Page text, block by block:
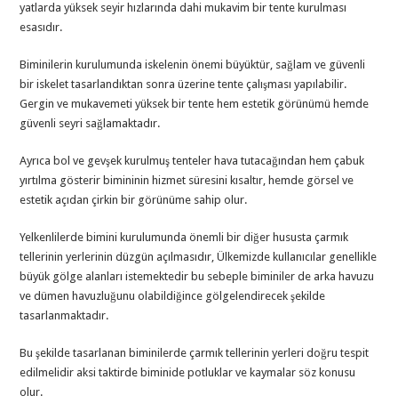
yatlarda yüksek seyir hızlarında dahi mukavim bir tente kurulması
esasıdır.
Biminilerin kurulumunda iskelenin önemi büyüktür, sağlam ve güvenli
bir iskelet tasarlandıktan sonra üzerine tente çalışması yapılabilir.
Gergin ve mukavemeti yüksek bir tente hem estetik görünümü hemde
güvenli seyri sağlamaktadır.
Ayrıca bol ve gevşek kurulmuş tenteler hava tutacağından hem çabuk
yırtılma gösterir bimininin hizmet süresini kısaltır, hemde görsel ve
estetik açıdan çirkin bir görünüme sahip olur.
Yelkenlilerde bimini kurulumunda önemli bir diğer hususta çarmık
tellerinin yerlerinin düzgün açılmasıdır, Ülkemizde kullanıcılar genellikle
büyük gölge alanları istemektedir bu sebeple biminiler de arka havuzu
ve dümen havuzluğunu olabildiğince gölgelendirecek şekilde
tasarlanmaktadır.
Bu şekilde tasarlanan biminilerde çarmık tellerinin yerleri doğru tespit
edilmelidir aksi taktirde biminide potluklar ve kaymalar söz konusu
olur.